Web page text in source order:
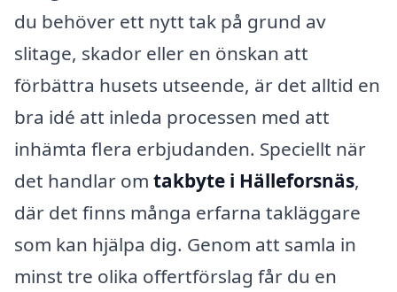
du behöver ett nytt tak på grund av
slitage, skador eller en önskan att
förbättra husets utseende, är det alltid en
bra idé att inleda processen med att
inhämta flera erbjudanden. Speciellt när
det handlar om takbyte i Hälleforsnäs,
där det finns många erfarna takläggare
som kan hjälpa dig. Genom att samla in
minst tre olika offertförslag får du en